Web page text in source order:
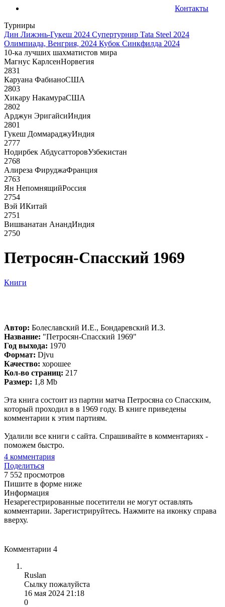
Контакты
Турниры
Дин Лижэнь-Гукеш 2024 Супертурнир Tata Steel 2024
Олимпиада, Венгрия, 2024 Кубок Синкфилда 2024
10-ка лучших шахматистов мира
Магнус КарлсенНорвегия
2831
Каруана ФабианоСША
2803
Хикару НакамураСША
2802
Арджун ЭригайсиИндия
2801
Гукеш ДоммараджуИндия
2777
Нодирбек АбдусатторовУзбекистан
2768
Алиреза ФируджаФранция
2763
Ян НепомнящийРоссия
2754
Вэй ИКитай
2751
Вишванатан АнандИндия
2750
Петросян-Спасский 1969
Книги
Автор: Болеславский И.Е., Бондаревский И.З.
Название: "Петросян-Спасский 1969"
Год выхода: 1970
Формат: Djvu
Качество: хорошее
Кол-во страниц: 217
Размер: 1,8 Mb
Эта книга состоит из партии матча Петросяна со Спасским,
который проходил в в 1969 году. В книге приведены
комментарии к этим партиям.
Удалили все книги с сайта. Спрашивайте в комментариях -
поможем быстро.
4 комментария
Поделиться
7 552 просмотров
Пишите в форме ниже
Информация
Незарегестрированные посетители не могут оставлять
комментарии. Зарегистрируйтесь. Нажмите на иконку справа
вверху.
Комментарии 4
Ruslan
Сылку пожалуйста
16 мая 2024 21:18
0